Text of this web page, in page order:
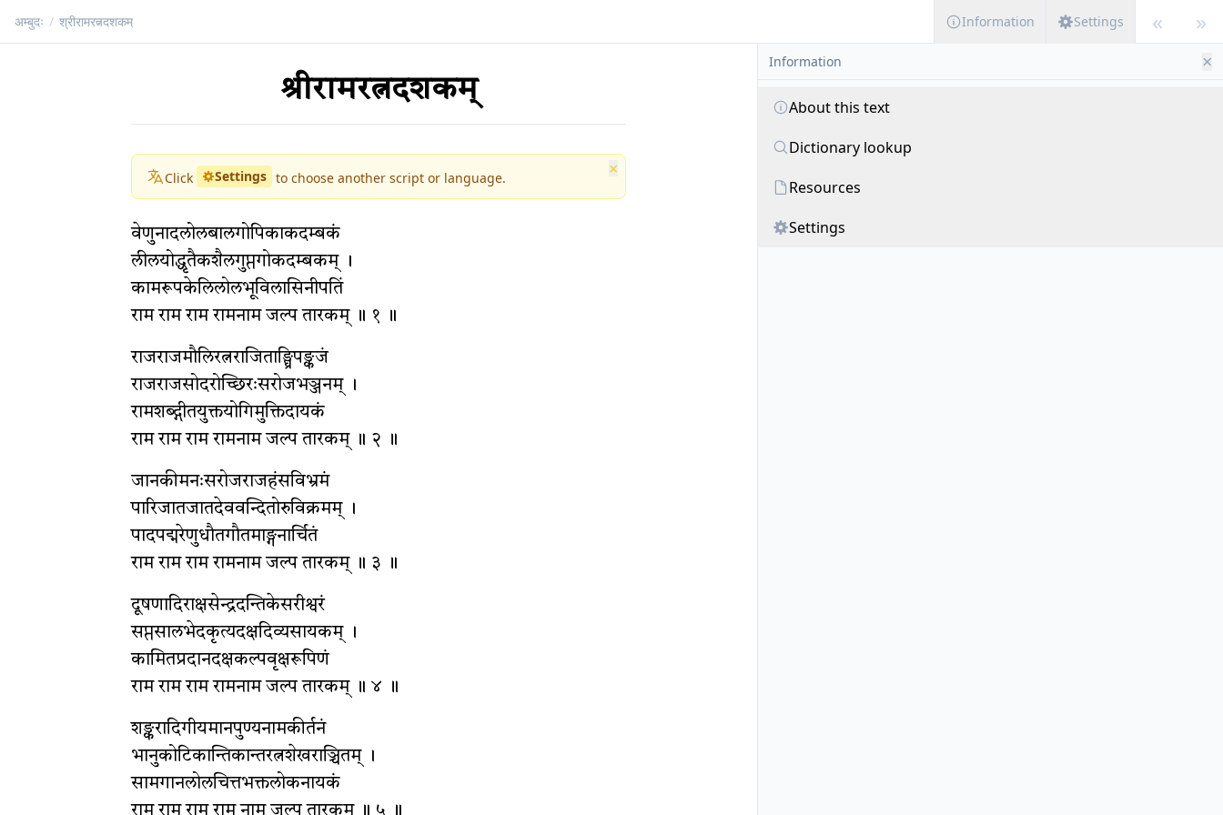
श्रीरामरत्नदशकम्
Click Settings to choose another script or language. ×
वेणुनादलोलबालगोपिकाकदम्बकं
लीलयोद्धृतैकशैलगुप्तगोकदम्बकम् ।
कामरूपकेलिलोलभूविलासिनीपतिं
राम राम राम रामनाम जल्प तारकम् ॥ १ ॥
राजराजमौलिरत्नराजिताङ्घ्रिपङ्कजं
राजराजसोदरोच्छिरःसरोजभञ्जनम् ।
रामशब्द्गीतयुक्तयोगिमुक्तिदायकं
राम राम राम रामनाम जल्प तारकम् ॥ २ ॥
जानकीमनःसरोजराजहंसविभ्रमं
पारिजातजातदेववन्दितोरुविक्रमम् ।
पादपद्मरेणुधौतगौतमाङ्गनार्चितं
राम राम राम रामनाम जल्प तारकम् ॥ ३ ॥
दूषणादिराक्षसेन्द्रदन्तिकेसरीश्वरं
सप्तसालभेदकृत्यदक्षदिव्यसायकम् ।
कामितप्रदानदक्षकल्पवृक्षरूपिणं
राम राम राम रामनाम जल्प तारकम् ॥ ४ ॥
शङ्करादिगीयमानपुण्यनामकीर्तनं
भानुकोटिकान्तिकान्तरत्नशेखराञ्चितम् ।
सामगानलोलचित्तभक्तलोकनायकं
राम राम राम राम नाम जल्प तारकम् ॥ ५ ॥
अम्बुदः / श्रीरामरत्नदशकम् Information Settings « »
Information ×
About this text
Dictionary lookup
Resources
Settings